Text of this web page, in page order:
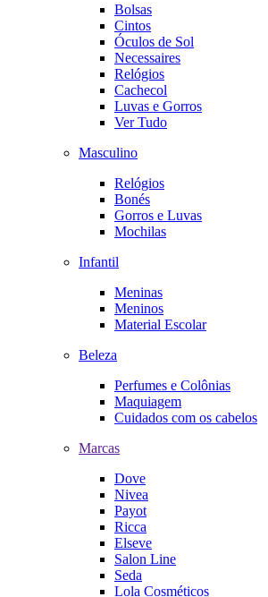
Bolsas
Cintos
Óculos de Sol
Necessaires
Relógios
Cachecol
Luvas e Gorros
Ver Tudo
Masculino
Relógios
Bonés
Gorros e Luvas
Mochilas
Infantil
Meninas
Meninos
Material Escolar
Beleza
Perfumes e Colônias
Maquiagem
Cuidados com os cabelos
Marcas
Dove
Nivea
Payot
Ricca
Elseve
Salon Line
Seda
Lola Cosméticos